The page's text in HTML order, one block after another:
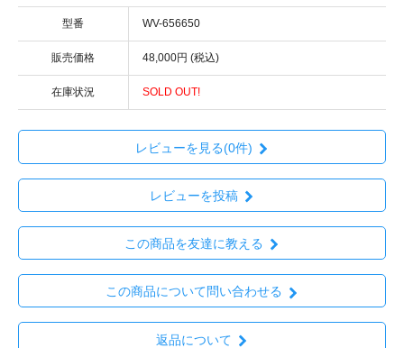
型番 WV-656650
販売価格 48,000円 (税込)
在庫状況 SOLD OUT!
レビューを見る(0件)
レビューを投稿
この商品を友達に教える
この商品について問い合わせる
返品について